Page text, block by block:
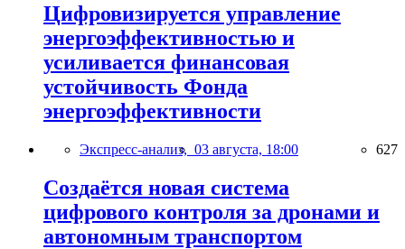
Цифровизируется управление
энергоэффективностью и
усиливается финансовая
устойчивость Фонда
энергоэффективности
Экспресс-анализ, 03 августа, 18:00 627
Создаётся новая система
цифрового контроля за дронами и
автономным транспортом